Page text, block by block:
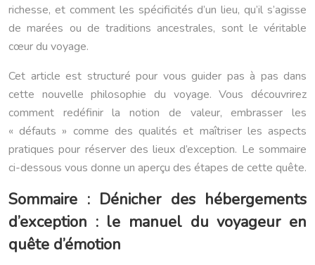
richesse, et comment les spécificités d’un lieu, qu’il s’agisse
de marées ou de traditions ancestrales, sont le véritable
cœur du voyage.
Cet article est structuré pour vous guider pas à pas dans
cette nouvelle philosophie du voyage. Vous découvrirez
comment redéfinir la notion de valeur, embrasser les
« défauts » comme des qualités et maîtriser les aspects
pratiques pour réserver des lieux d’exception. Le sommaire
ci-dessous vous donne un aperçu des étapes de cette quête.
Sommaire : Dénicher des hébergements
d’exception : le manuel du voyageur en
quête d’émotion